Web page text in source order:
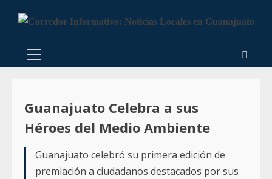
Guanajuato Celebra a sus
Héroes del Medio Ambiente
Guanajuato celebró su primera edición de
premiación a ciudadanos destacados por sus